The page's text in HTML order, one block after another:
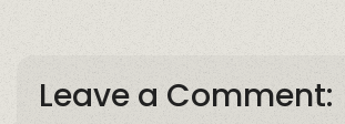
Leave a Comment: